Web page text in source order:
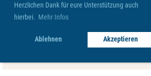
Herzlichen Dank für eure Unterstützung auch
hierbei. Mehr Infos
Ablehnen Akzeptieren